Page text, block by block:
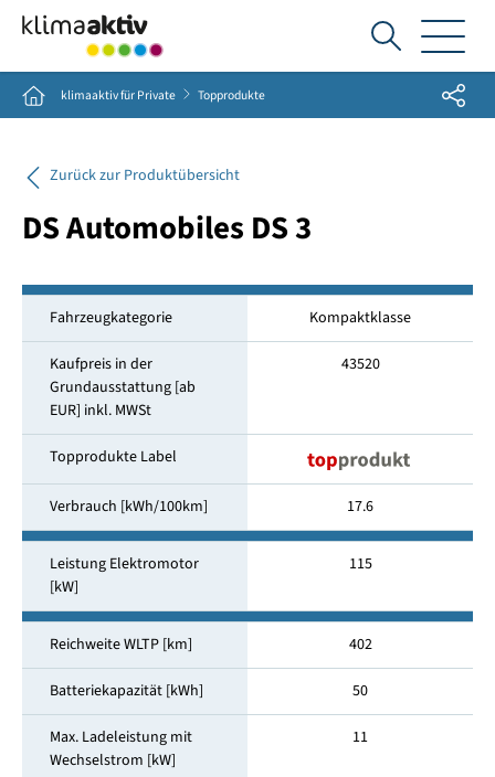
Ich
suche...
Home klimaaktiv für Private Topprodukte Share
Zurück zur Produktübersicht
DS Automobiles DS 3
Fahrzeugkategorie Kompaktklasse
Kaufpreis in der
Grundausstattung [ab
EUR] inkl. MWSt
43520
Topprodukte Label
Verbrauch [kWh/100km] 17.6
Leistung Elektromotor
[kW]
115
Reichweite WLTP [km] 402
Batteriekapazität [kWh] 50
Max. Ladeleistung mit
Wechselstrom [kW]
11